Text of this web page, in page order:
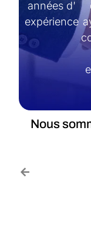
années d'
expérience
Nous